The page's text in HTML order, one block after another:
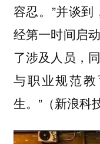
容忍。”并谈到
经第一时间启
了涉及人员，
与职业规范
生。”（新浪科